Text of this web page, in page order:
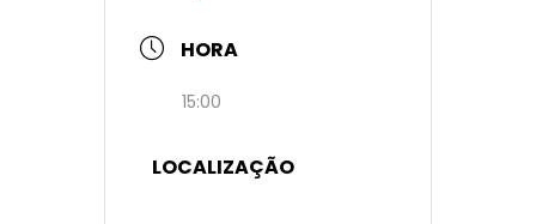
HORA
15:00
LOCALIZAÇÃO